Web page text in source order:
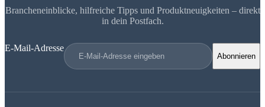
Brancheneinblicke, hilfreiche Tipps und Produktneuigkeiten – direkt
in dein Postfach.
E-Mail-Adresse
Abonnieren